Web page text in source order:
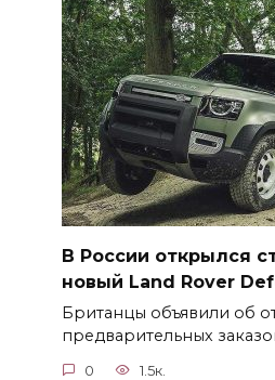
В России открылся
новый Land Rover
Британцы объявили об
предварительных
0 1.5к.